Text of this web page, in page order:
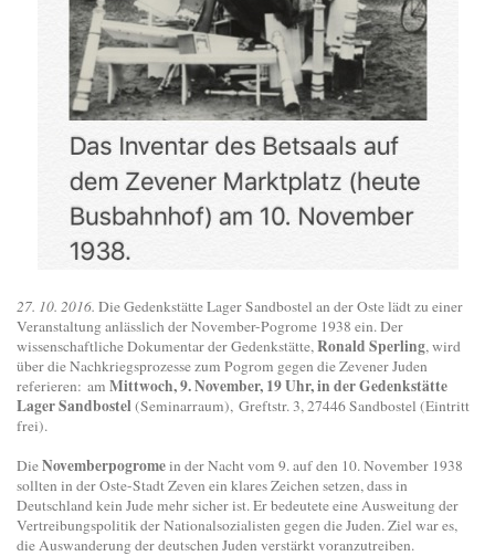
27. 10. 2016. Die Gedenkstätte Lager Sandbostel an der Oste lädt zu einer
Veranstaltung anlässlich der November-Pogrome 1938 ein. Der
wissenschaftliche Dokumentar der Gedenkstätte,Ronald Sperling, wird
über die Nachkriegsprozesse zum Pogrom gegen die Zevener Juden
referieren: am Mittwoch, 9. November, 19 Uhr, in der Gedenkstätte
Lager Sandbostel(Seminarraum), Greftstr. 3, 27446 Sandbostel (Eintritt
frei).
DieNovemberpogromein der Nacht vom 9. auf den 10. November 1938
sollten in der Oste-Stadt Zeven ein klares Zeichen setzen, dass in
Deutschland kein Jude mehr sicher ist. Er bedeutete eine Ausweitung der
Vertreibungspolitik der Nationalsozialisten gegen die Juden. Ziel war es,
die Auswanderung der deutschen Juden verstärkt voranzutreiben.